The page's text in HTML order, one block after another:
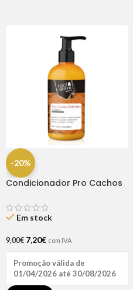
-20%
Condicionador Pro Cachos
Natura
Em stock
9,00€ 7,20€ com IVA
Promoção válida de
01/04/2026 até 30/08/2026